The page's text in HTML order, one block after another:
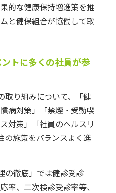
的な健康保持増進策を推
と健保組合が協働して取
トに多くの社員が参
取り組みについて、「健
病対策」「禁煙・受動喫
対策」「社員のヘルスリ
の施策をバランスよく進
の徹底」では健診受診
率、二次検診受診率等、